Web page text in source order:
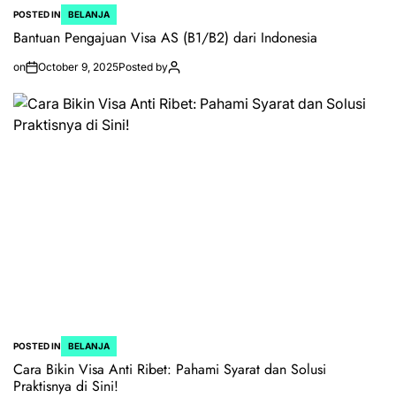
POSTED IN BELANJA
Bantuan Pengajuan Visa AS (B1/B2) dari Indonesia
on October 9, 2025Posted by
POSTED IN BELANJA
Cara Bikin Visa Anti Ribet: Pahami Syarat dan Solusi
Praktisnya di Sini!